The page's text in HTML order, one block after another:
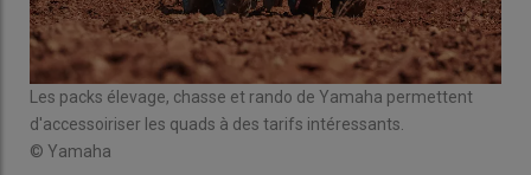
Les packs élevage, chasse et rando de Yamaha permettent
d'accessoiriser les quads à des tarifs intéressants.
© Yamaha